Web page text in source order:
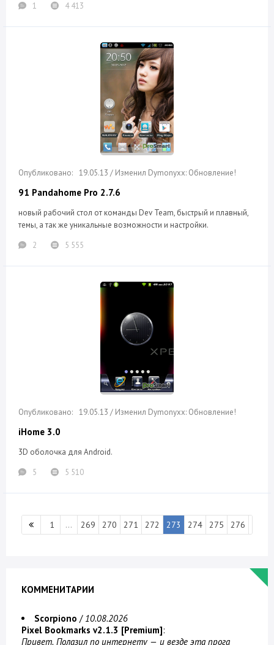
1
4 413
19.05.13 / Изменил Dymonyxx: Обновление!
91 Pandahome Pro 2.7.6
новый рабочий стол от команды Dev Team, быстрый и плавный,
темы, а так же уникальные возможности и настройки.
2
5 555
19.05.13 / Изменил Dymonyxx: Обновление!
iHome 3.0
3D оболочка для Android.
5
5 510
1 ... 269 270 271 272 273 274 275 276
КОММЕНИТАРИИ
Scorpiono / 10.08.2026
Pixel Bookmarks v2.1.3 [Premium]:
Привет. Полазил по интернету — и везде эта прога